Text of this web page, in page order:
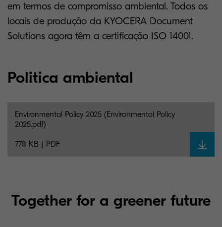
em termos de compromisso ambiental. Todos os
locais de produção da KYOCERA Document
Solutions agora têm a certificação ISO 14001.
Politica ambiental
Environmental Policy 2025 (Environmental Policy
2025.pdf)
778 KB | PDF
Together for a greener future